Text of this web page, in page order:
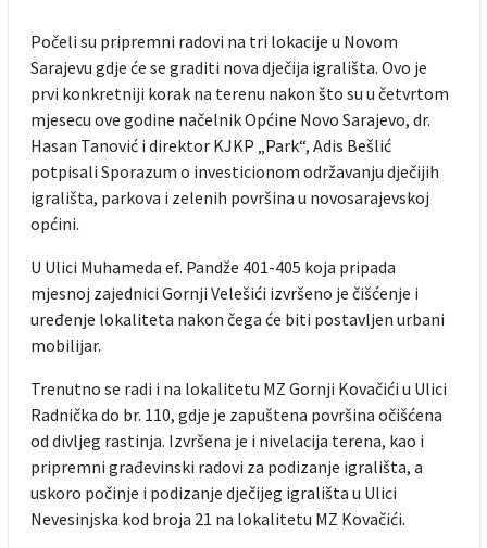
Počeli su pripremni radovi na tri lokacije u Novom
Sarajevu gdje će se graditi nova dječija igrališta. Ovo je
prvi konkretniji korak na terenu nakon što su u četvrtom
mjesecu ove godine načelnik Općine Novo Sarajevo, dr.
Hasan Tanović i direktor KJKP „Park“, Adis Bešlić
potpisali Sporazum o investicionom održavanju dječijih
igrališta, parkova i zelenih površina u novosarajevskoj
općini.
U Ulici Muhameda ef. Pandže 401-405 koja pripada
mjesnoj zajednici Gornji Velešići izvršeno je čišćenje i
uređenje lokaliteta nakon čega će biti postavljen urbani
mobilijar.
Trenutno se radi i na lokalitetu MZ Gornji Kovačići u Ulici
Radnička do br. 110, gdje je zapuštena površina očišćena
od divljeg rastinja. Izvršena je i nivelacija terena, kao i
pripremni građevinski radovi za podizanje igrališta, a
uskoro počinje i podizanje dječijeg igrališta u Ulici
Nevesinjska kod broja 21 na lokalitetu MZ Kovačići.